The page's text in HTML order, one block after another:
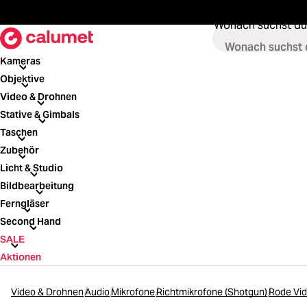
Wonach suchst
Kameras
Kameras
Objektive
Objektive
Video & Drohnen
Video & Drohnen
Stative & Gimbals
Stative & Gimbals
Taschen
Taschen
Zubehör
Zubehör
Licht & Studio
Licht & Studio
Bildbearbeitung
Bildbearbeitung
Ferngläser
Ferngläser
Second Hand
Second Hand
SALE
SALE
Aktionen
Video & DrohnenAudioMikrofoneRichtmikrofone (Shotgun)Rode